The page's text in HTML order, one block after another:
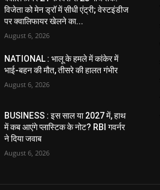
विजेता को मेन ड्रॉ में सीधी एंट्री; वेस्टइंडीज
पर क्वालिफायर खेलने का...
August 6, 2026
NATIONAL : भालू के हमले में कांकेर में
भाई-बहन की मौत, तीसरे की हालत गंभीर
August 6, 2026
BUSINESS : इस साल या 2027 में, हाथ
में कब आएंगे प्लास्टिक के नोट? RBI गवर्नर
ने दिया जवाब
August 6, 2026